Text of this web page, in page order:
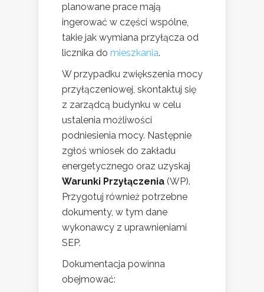
planowane prace mają
ingerować w części wspólne,
takie jak wymiana przyłącza od
licznika do mieszkania.
W przypadku zwiększenia mocy
przyłączeniowej, skontaktuj się
z zarządcą budynku w celu
ustalenia możliwości
podniesienia mocy. Następnie
zgłoś wniosek do zakładu
energetycznego oraz uzyskaj
Warunki Przyłączenia (WP).
Przygotuj również potrzebne
dokumenty, w tym dane
wykonawcy z uprawnieniami
SEP.
Dokumentacja powinna
obejmować: